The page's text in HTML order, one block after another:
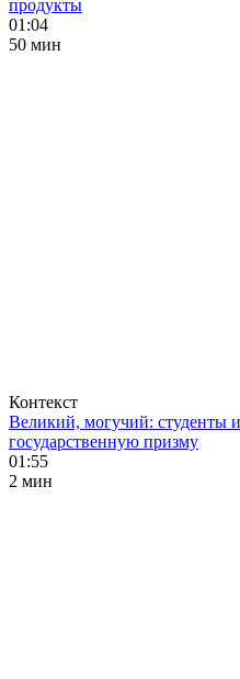
продукты
01:04
50 мин
Контекст
Великий, могучий: студенты
государственную призму
01:55
2 мин